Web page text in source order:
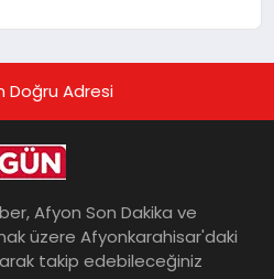
Doğru Adresi
Afyon Son Dakika ve
üzere Afyonkarahisar'daki
takip edebileceğiniz